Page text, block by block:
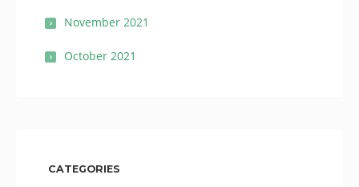
November 2021
October 2021
CATEGORIES